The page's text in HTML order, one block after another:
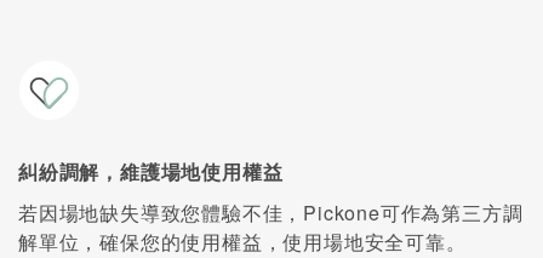
糾紛調解，維護場地使用權益
若因場地缺失導致您體驗不佳，Pickone可作為第三方調
解單位，確保您的使用權益，使用場地安全可靠。